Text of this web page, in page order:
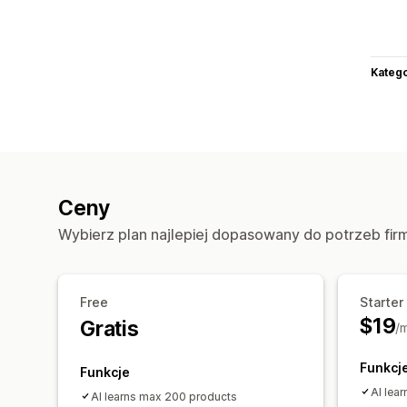
Ceny
Wybierz plan najlepiej dopasowany do potrzeb
Free
Gratis
Funkcje
AI learns max 200 products
Starter
$19/
AI